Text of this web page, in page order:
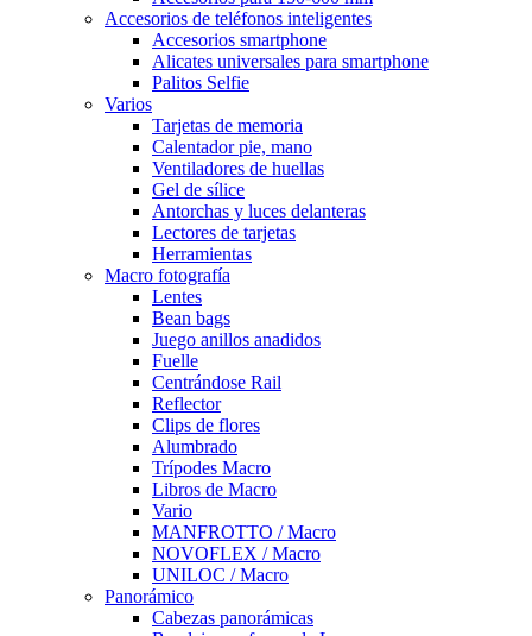
Accesorios de teléfonos inteligentes
Accesorios smartphone
Alicates universales para smartphone
Palitos Selfie
Varios
Tarjetas de memoria
Calentador pie, mano
Ventiladores de huellas
Gel de sílice
Antorchas y luces delanteras
Lectores de tarjetas
Herramientas
Macro fotografía
Lentes
Bean bags
Juego anillos anadidos
Fuelle
Centrándose Rail
Reflector
Clips de flores
Alumbrado
Trípodes Macro
Libros de Macro
Vario
MANFROTTO / Macro
NOVOFLEX / Macro
UNILOC / Macro
Panorámico
Cabezas panorámicas